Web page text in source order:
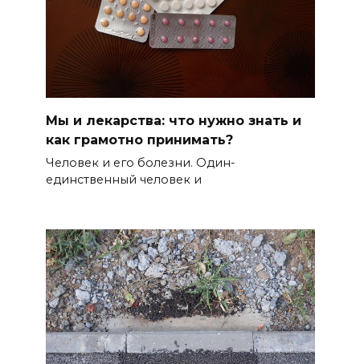
Мы и лекарства: что нужно знать и
как грамотно принимать?
Человек и его болезни. Один-
единственный человек и